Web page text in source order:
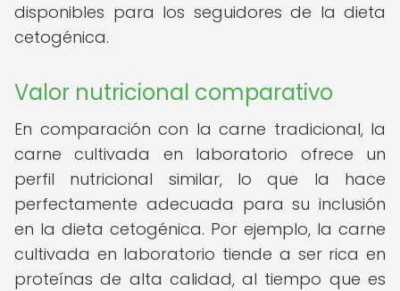
disponibles para los seguidores de la dieta
cetogénica.
Valor nutricional comparativo
En comparación con la carne tradicional, la
carne cultivada en laboratorio ofrece un
perfil nutricional similar, lo que la hace
perfectamente adecuada para su inclusión
en la dieta cetogénica. Por ejemplo, la carne
cultivada en laboratorio tiende a ser rica en
proteínas de alta calidad, al tiempo que es